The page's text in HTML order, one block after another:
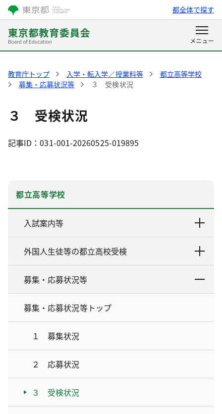
都全体で探す
教育庁トップ 入学・転入学／授業料等
都立高等学校
募集・応募状況等
３ 受検状況
３ 受検状況
記事ID：031-001-20260525-019895
都立高等学校
入試案内等
外国人生徒等の都立高校受検
募集・応募状況等
募集・応募状況等トップ
１ 募集状況
２ 応募状況
３ 受検状況